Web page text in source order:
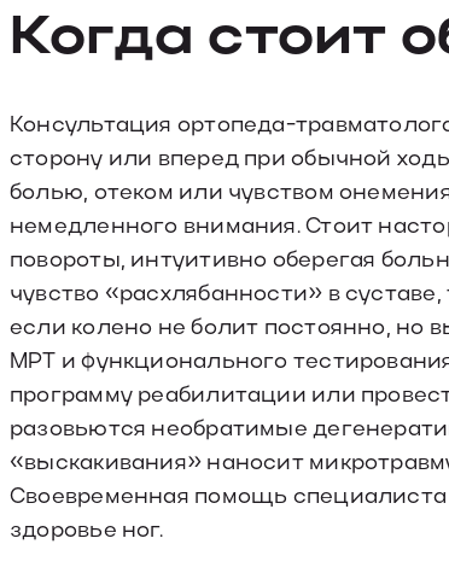
Когда стоит
Консультация ортопеда-
сторону или вперед при обычной
болью, отеком или чувством
немедленного внимания. Стоит
повороты, интуитивно оберегая
чувство «расхлябанности» в
если колено не болит постоянно, но
МРТ и функционального
программу реабилитации или
разовьются необратимые
«выскакивания» наносит
Своевременная помощь
здоровье ног.